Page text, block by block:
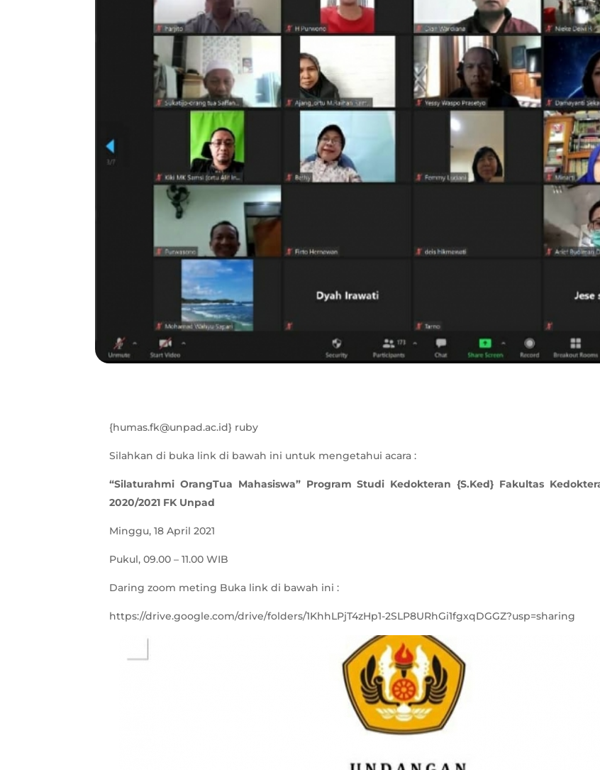
{humas.fk@unpad.ac.id} ruby
Silahkan di buka link di bawah ini untuk mengetahui acara :
“Silaturahmi OrangTua Mahasiswa” Program Studi Kedokteran {S.Ked} Fakultas
2020/2021 FK Unpad
Minggu, 18 April 2021
Pukul, 09.00 – 11.00 WIB
Daring zoom meting Buka link di bawah ini :
https://drive.google.com/drive/folders/1KhhLPjT4zHp1-2SLP8URhGi1fgxqDGGZ?usp=sharing